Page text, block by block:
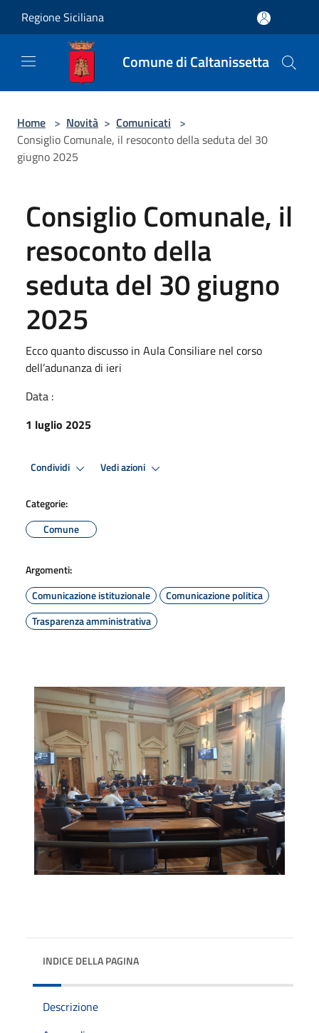
Regione Siciliana
Comune di Caltanissetta
Home > Novità > Comunicati >
Consiglio Comunale, il resoconto della seduta del 30
giugno 2025
Consiglio Comunale, il
resoconto della
seduta del 30 giugno
2025
Ecco quanto discusso in Aula Consiliare nel corso
dell’adunanza di ieri
Data :
1 luglio 2025
Condividi Vedi azioni
Categorie:
Comune
Argomenti:
Comunicazione istituzionale
Comunicazione politica
Trasparenza amministrativa
INDICE DELLA PAGINA
Descrizione